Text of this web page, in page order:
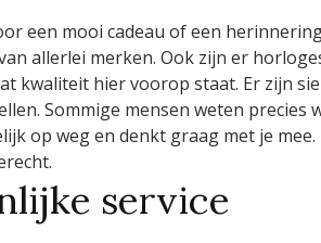
een mooi cadeau of een
allerlei merken. Ook zijn er
kwaliteit hier voorop staat. Er zijn
Sommige mensen weten
op weg en denkt graag met je
service